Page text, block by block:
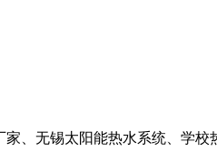
、无锡太阳能热水系统、学校